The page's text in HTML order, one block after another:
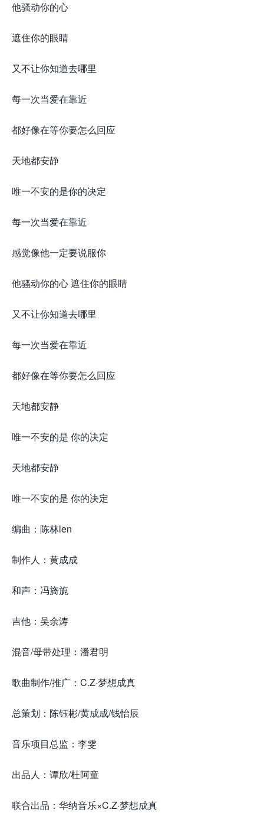
他骚动你的心
遮住你的眼睛
又不让你知道去哪里
每一次当爱在靠近
都好像在等你要怎么回应
天地都安静
唯一不安的是你的决定
每一次当爱在靠近
感觉像他一定要说服你
他骚动你的心 遮住你的眼睛
又不让你知道去哪里
每一次当爱在靠近
都好像在等你要怎么回应
天地都安静
唯一不安的是 你的决定
天地都安静
唯一不安的是 你的决定
编曲：陈林len
制作人：黄成成
和声：冯旖旎
吉他：吴余涛
混音/母带处理：潘君明
歌曲制作/推广：C.Z·梦想成真
总策划：陈钰彬/黄成成/钱怡辰
音乐项目总监：李雯
出品人：谭欣/杜阿童
联合出品：华纳音乐×C.Z·梦想成真